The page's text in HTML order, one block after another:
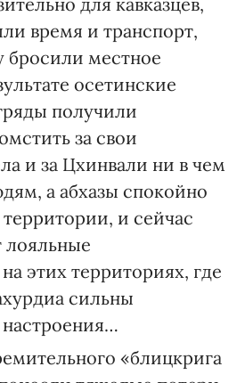
время и транспорт,
бросили местное
осетинские
получили
за свои
и за Цхинвали ни в чем
а абхазы спокойно
и сейчас
лояльные
этих территориях, где
сильны
«блицкрига